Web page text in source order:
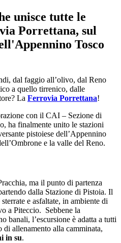
unisce tutte le
Porrettana, sul
Tosco
dal faggio all’olivo, dal Reno
a quello tirrenico, dalle
La Ferrovia Porrettana!
con il CAI – Sezione di
ha finalmente unito le stazioni
pistoiese dell’Appennino
e la valle del Reno.
ma il punto di partenza
dalla Stazione di Pistoia. Il
e asfaltate, in ambiente di
a Piteccio. Sebbene la
banali, l’escursione è adatta a tutti
allenamento alla camminata,
in su.